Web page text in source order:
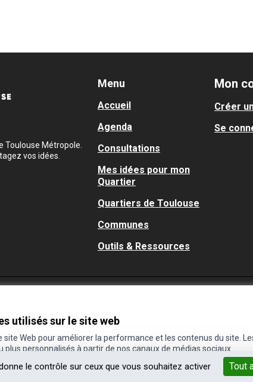
le contrôle sur ceux que vous souhaitez activer Tout
utilisés sur le site web
site Web pour améliorer la performance et les contenus du site.
personnalisés à partir de nos canaux de médias sociaux.
Toulouse Métropole.
vos idées.
Menu
Accueil
Agenda
Consultations
Mes idées pour mon
Quartier
Quartiers de Toulouse
Communes
Outils & Ressources
Mon
Créer
Se
(Lien externe)
.